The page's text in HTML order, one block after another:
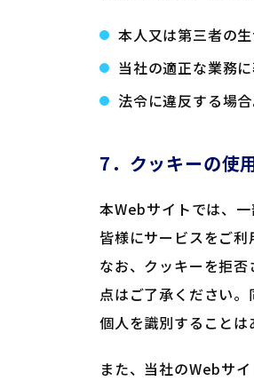
本人又は第三者の
当社の適正な業務
法令に違反する場合
7．クッキーの使
本Webサイトでは、一
皆様にサービスをご利
なお、クッキーを拒
点はご了承ください
個人を識別することは
また、当社のWebサ